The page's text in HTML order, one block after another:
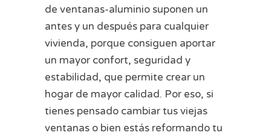
de ventanas-aluminio suponen un
antes y un después para cualquier
vivienda, porque consiguen aportar
un mayor confort, seguridad y
estabilidad, que permite crear un
hogar de mayor calidad. Por eso, si
tienes pensado cambiar tus viejas
ventanas o bien estás reformando tu